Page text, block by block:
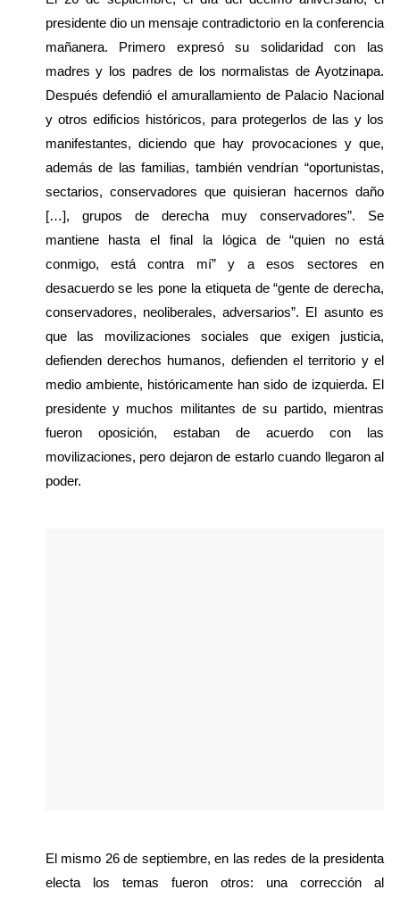
presidente dio un mensaje contradictorio en la conferencia
mañanera. Primero expresó su solidaridad con las
madres y los padres de los normalistas de Ayotzinapa.
Después defendió el amurallamiento de Palacio Nacional
y otros edificios históricos, para protegerlos de las y los
manifestantes, diciendo que hay provocaciones y que,
además de las familias, también vendrían “oportunistas,
sectarios, conservadores que quisieran hacernos daño
[…], grupos de derecha muy conservadores”. Se
mantiene hasta el final la lógica de “quien no está
conmigo, está contra mí” y a esos sectores en
desacuerdo se les pone la etiqueta de “gente de derecha,
conservadores, neoliberales, adversarios”. El asunto es
que las movilizaciones sociales que exigen justicia,
defienden derechos humanos, defienden el territorio y el
medio ambiente, históricamente han sido de izquierda. El
presidente y muchos militantes de su partido, mientras
fueron oposición, estaban de acuerdo con las
movilizaciones, pero dejaron de estarlo cuando llegaron al
poder.
El mismo 26 de septiembre, en las redes de la presidenta
electa los temas fueron otros: una corrección al